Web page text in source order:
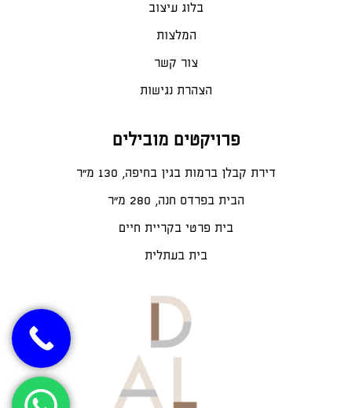
בלוג עיצוב
המלצות
צור קשר
הצהרת נגישות
פרויקטים מובילים
דירת קבלן ברמות בגין בחיפה, 130 מ"ר
הבית בפרדס חנה, 280 מ״ר
בית פרטי בקריית חיים
בית בעתלית